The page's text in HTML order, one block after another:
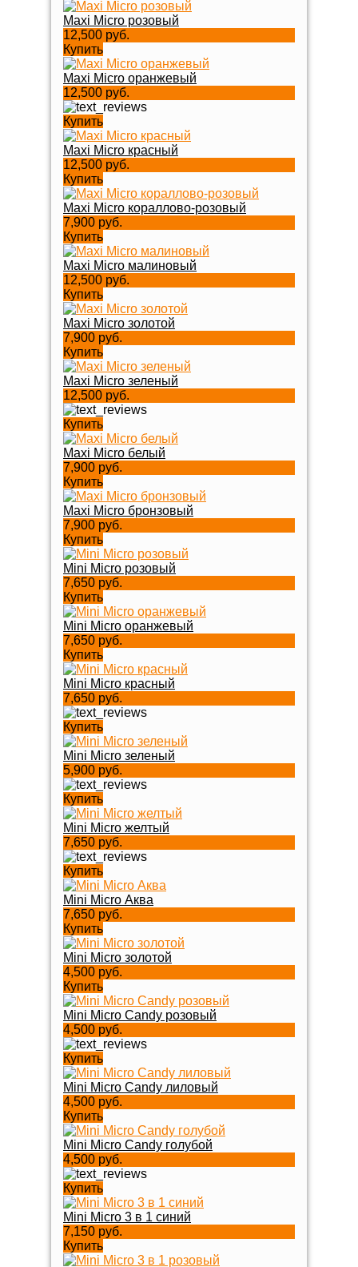
Maxi Micro розовый
12,500 руб.
Купить
Maxi Micro оранжевый
12,500 руб.
Купить
Maxi Micro красный
12,500 руб.
Купить
Maxi Micro кораллово-розовый
7,900 руб.
Купить
Maxi Micro малиновый
12,500 руб.
Купить
Maxi Micro золотой
7,900 руб.
Купить
Maxi Micro зеленый
12,500 руб.
Купить
Maxi Micro белый
7,900 руб.
Купить
Maxi Micro бронзовый
7,900 руб.
Купить
Mini Micro розовый
7,650 руб.
Купить
Mini Micro оранжевый
7,650 руб.
Купить
Mini Micro красный
7,650 руб.
Купить
Mini Micro зеленый
5,900 руб.
Купить
Mini Micro желтый
7,650 руб.
Купить
Mini Micro Аква
7,650 руб.
Купить
Mini Micro золотой
4,500 руб.
Купить
Mini Micro Candy розовый
4,500 руб.
Купить
Mini Micro Candy лиловый
4,500 руб.
Купить
Mini Micro Candy голубой
4,500 руб.
Купить
Mini Micro 3 в 1 синий
7,150 руб.
Купить